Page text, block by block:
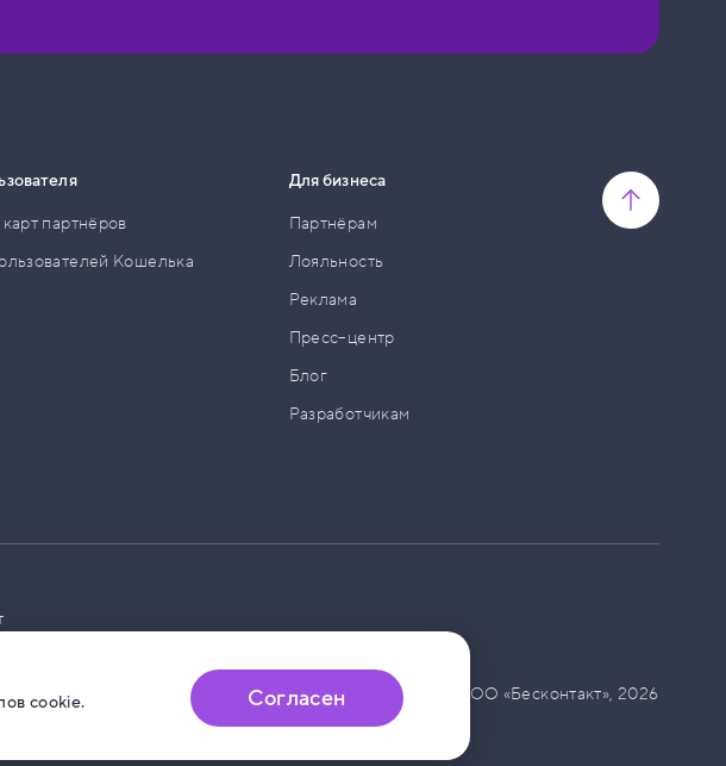
партнёров
Кошелька
Для бизнеса
Партнёрам
Лояльность
Реклама
Пресс–центр
Блог
Разработчикам
© ООО «Бесконтакт», 2026
cookie.
Согласен